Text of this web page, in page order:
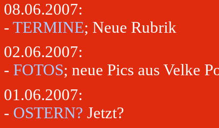
08.06.2007:
- TERMINE; Neue Rubrik
02.06.2007:
- FOTOS; neue Pics aus Velke
01.06.2007:
- OSTERN? Jetzt?